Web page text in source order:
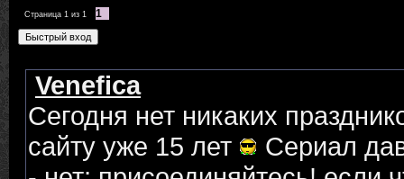
Страница 1 из 1 1